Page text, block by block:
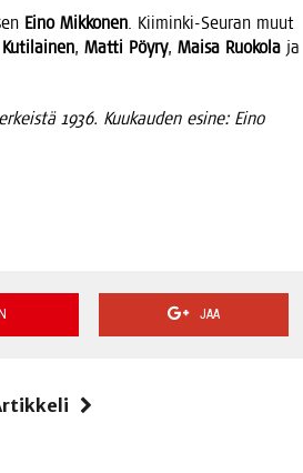
Eino Mik­ko­nen . Kii­min­ki-Seu­ran muut
, Mat­ti Pöy­ry, Mai­sa Ruo­ko­la ja
1936. Kuu­kau­den esi­ne: Eino
JAA